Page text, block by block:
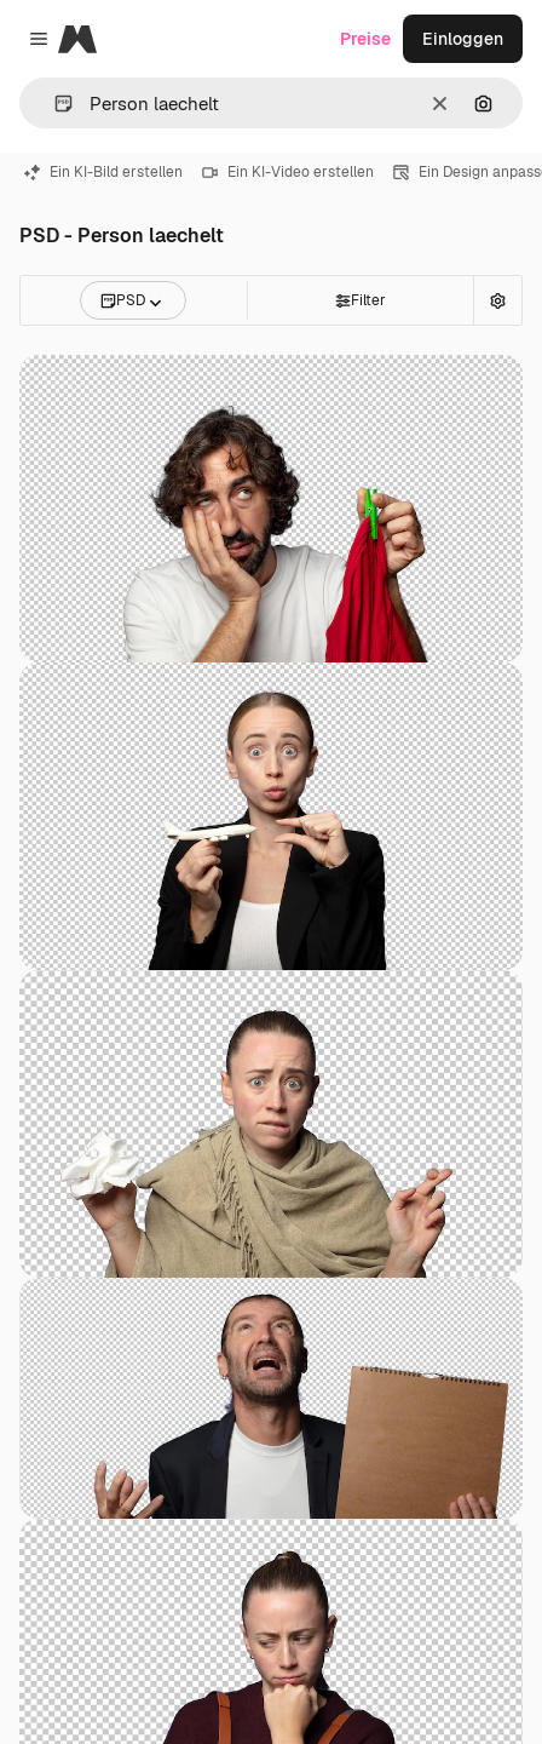
Close menu
Magnific
LöschenNach
Preise Einloggen
Ein KI-Bild erstellen Ein KI-Video erstellen Ein Design
PSD - Person laechelt
PSD Filter